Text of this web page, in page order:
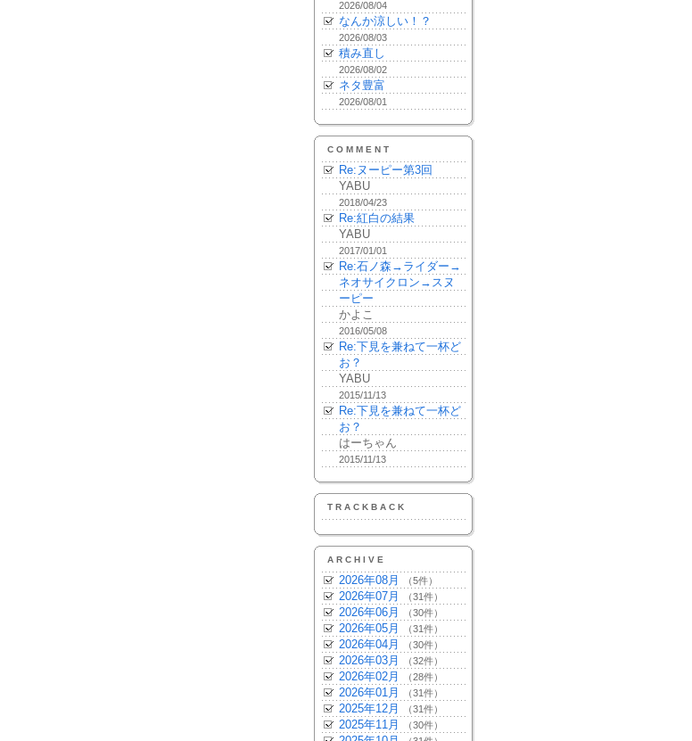
2026/08/04
なんか涼しい！？
2026/08/03
積み直し
2026/08/02
ネタ豊富
2026/08/01
COMMENT
Re:ヌーピー第3回
YABU
2018/04/23
Re:紅白の結果
YABU
2017/01/01
Re:石ノ森→ライダー→
ネオサイクロン→スヌ
ーピー
かよこ
2016/05/08
Re:下見を兼ねて一杯ど
お？
YABU
2015/11/13
Re:下見を兼ねて一杯ど
お？
はーちゃん
2015/11/13
TRACKBACK
ARCHIVE
2026年08月 （5件）
2026年07月 （31件）
2026年06月 （30件）
2026年05月 （31件）
2026年04月 （30件）
2026年03月 （32件）
2026年02月 （28件）
2026年01月 （31件）
2025年12月 （31件）
2025年11月 （30件）